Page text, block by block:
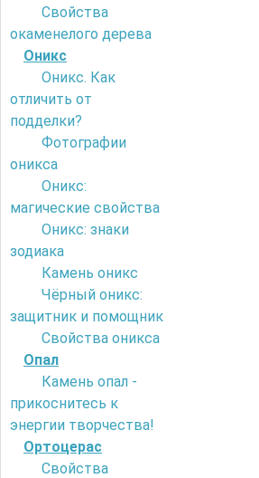
Свойства
окаменелого дерева
Оникс
Оникс. Как
отличить от
подделки?
Фотографии
оникса
Оникс:
магические свойства
Оникс: знаки
зодиака
Камень оникс
Чёрный оникс:
защитник и помощник
Свойства оникса
Опал
Камень опал -
прикоснитесь к
энергии творчества!
Ортоцерас
Свойства